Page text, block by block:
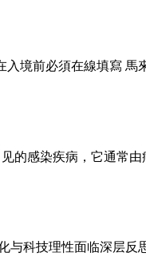
境前必須在線填寫
的感染疾病，它通
科技理性面临深层